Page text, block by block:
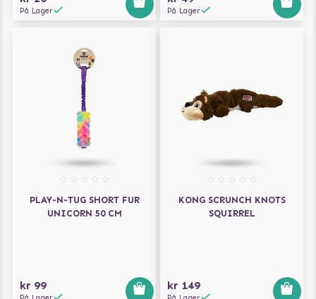
På Lager På Lager
PLAY-N-TUG SHORT FUR
UNICORN 50 CM
kr 99
KONG SCRUNCH KNOTS
SQUIRREL
kr 149